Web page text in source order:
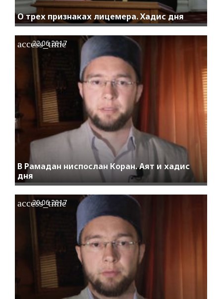
O трех признаках лицемера. Хадис дня
В Рамадан ниспослан Коран. Аят и хадис
дня
access_time
22.06.2017
access_time
20.06.2017